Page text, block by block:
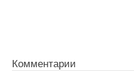
Комментарии